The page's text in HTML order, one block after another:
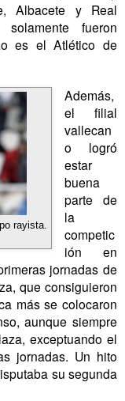
Albacete y Real
fueron
es el Atlético de
rayista.
Además,
el filial
vallecan
o logró
estar
buena
parte de
la
competic
ión en
jornadas de
que consiguieron
más se colocaron
aunque siempre
exceptuando el
jornadas. Un hito
su segunda